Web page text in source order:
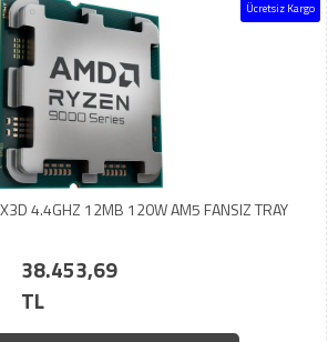
Ücretsiz Kargo
4.4GHZ 12MB 120W AM5 FANSIZ TRAY
38.453,69
TL